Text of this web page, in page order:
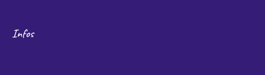
Infos